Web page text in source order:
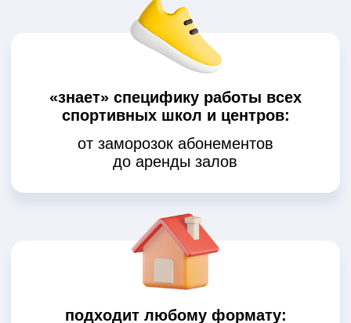
подходит любому формату:
от небольшой студии йоги до сетевого
потерь и ошибок:
система обо всем напомнит, всё
посчитает и зафиксирует